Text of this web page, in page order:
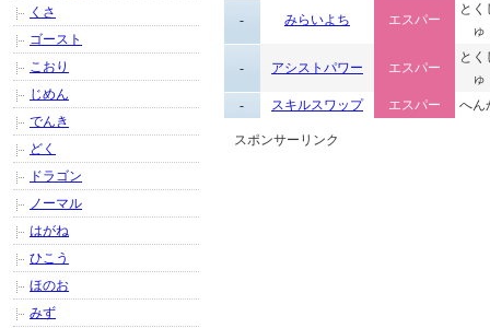
- みらいよち エスパー
とく
ゅ
- アシストパワー エスパー
とく
ゅ
-
スキルスワップ エスパー へん
スポンサーリンク
くさ
ゴースト
こおり
じめん
でんき
どく
ドラゴン
ノーマル
はがね
ひこう
ほのお
みず